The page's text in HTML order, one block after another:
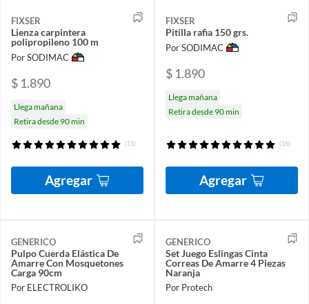
FIXSER
Lienza carpintera
polipropileno 100 m
Por SODIMAC
$ 1.890
Llega mañana
Retira desde 90 min
(11)
Agregar
FIXSER
Pitilla rafia 150 grs.
Por SODIMAC
$ 1.890
Llega mañana
Retira desde 90 min
(16)
Agregar
GENERICO
Pulpo Cuerda Elástica De
Amarre Con Mosquetones
Carga 90cm
Por ELECTROLIKO
GENERICO
Set Juego Eslingas Cinta
Correas De Amarre 4 Piezas
Naranja
Por Protech